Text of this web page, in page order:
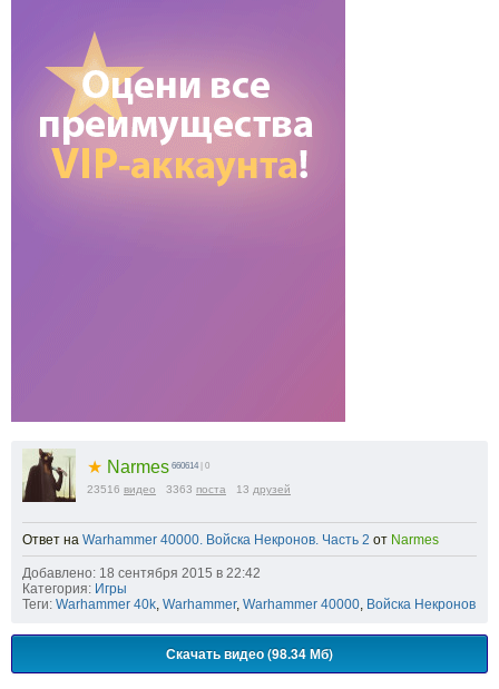
★ Narmes 660614 | 0
23516 видео 3363 поста 13 друзей
Ответ на Warhammer 40000. Войска Некронов. Часть 2 от Narmes
Добавлено: 18 сентября 2015 в 22:42
Категория: Игры
Теги: Warhammer 40k, Warhammer, Warhammer 40000, Войска Некронов
Скачать видео (98.34 Мб)